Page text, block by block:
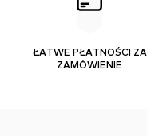
ŁATWE PŁATNOŚCI ZA
ZAMÓWIENIE